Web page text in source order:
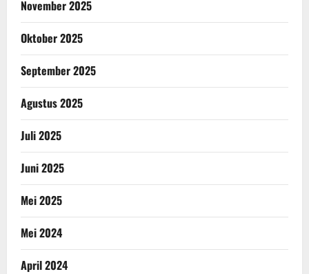
November 2025
Oktober 2025
September 2025
Agustus 2025
Juli 2025
Juni 2025
Mei 2025
Mei 2024
April 2024